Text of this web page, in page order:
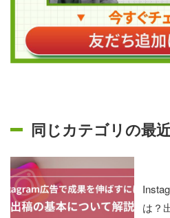
同じカテゴリの最
は？